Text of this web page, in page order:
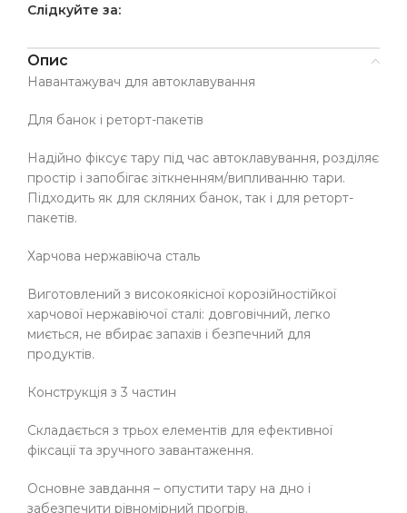
Слідкуйте за:
Опис
Навантажувач для автоклавування
Для банок і реторт-пакетів
Надійно фіксує тару під час автоклавування, розділяє
простір і запобігає зіткненням/випливанню тари.
Підходить як для скляних банок, так і для реторт-
пакетів.
Харчова нержавіюча сталь
Виготовлений з високоякісної корозійностійкої
харчової нержавіючої сталі: довговічний, легко
миється, не вбирає запахів і безпечний для
продуктів.
Конструкція з 3 частин
Складається з трьох елементів для ефективної
фіксації та зручного завантаження.
Основне завдання – опустити тару на дно і
забезпечити рівномірний прогрів.